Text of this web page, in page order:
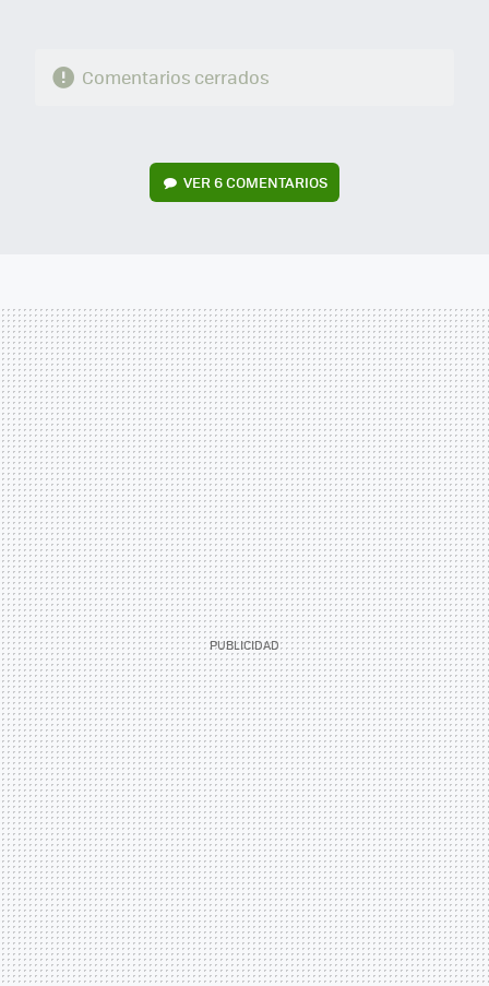
Comentarios cerrados
VER 6 COMENTARIOS